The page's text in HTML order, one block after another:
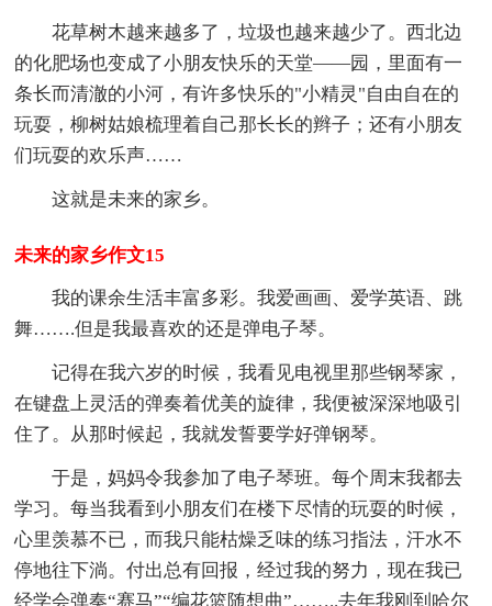
花草树木越来越多了，垃圾也越来越少了。西北边
的化肥场也变成了小朋友快乐的天堂——园，里面有一
条长而清澈的小河，有许多快乐的"小精灵"自由自在的
玩耍，柳树姑娘梳理着自己那长长的辫子；还有小朋友
们玩耍的欢乐声……
这就是未来的家乡。
未来的家乡作文15
我的课余生活丰富多彩。我爱画画、爱学英语、跳
舞…….但是我最喜欢的还是弹电子琴。
记得在我六岁的时候，我看见电视里那些钢琴家，
在键盘上灵活的弹奏着优美的旋律，我便被深深地吸引
住了。从那时候起，我就发誓要学好弹钢琴。
于是，妈妈令我参加了电子琴班。每个周末我都去
学习。每当我看到小朋友们在楼下尽情的玩耍的时候，
心里羡慕不已，而我只能枯燥乏味的练习指法，汗水不
停地往下淌。付出总有回报，经过我的努力，现在我已
经学会弹奏“赛马”“编花篮随想曲”……..去年我刚到哈尔